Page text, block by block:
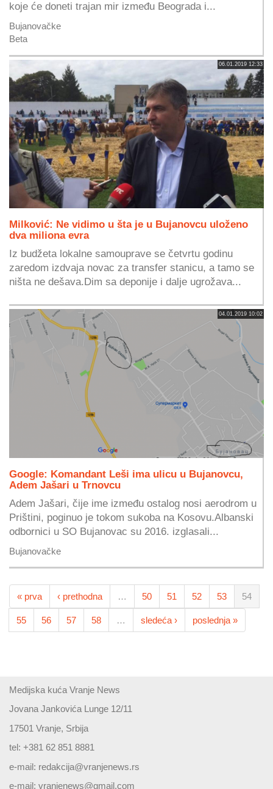
koje će doneti trajan mir između Beograda i...
Bujanovačke
Beta
06.01.2019 12:33
Milković: Ne vidimo u šta je u Bujanovcu uloženo
dva miliona evra
Iz budžeta lokalne samouprave se četvrtu godinu
zaredom izdvaja novac za transfer stanicu, a tamo se
ništa ne dešava.Dim sa deponije i dalje ugrožava...
04.01.2019 10:02
Google: Komandant Leši ima ulicu u Bujanovcu,
Adem Jašari u Trnovcu
Adem Jašari, čije ime između ostalog nosi aerodrom u
Prištini, poginuo je tokom sukoba na Kosovu.Albanski
odbornici u SO Bujanovac su 2016. izglasali...
Bujanovačke
« prva ‹ prethodna … 50 51 52 53 54
55 56 57 58 … sledeća › poslednja »
Medijska kuća Vranje News
Jovana Jankovića Lunge 12/11
17501 Vranje, Srbija
tel: +381 62 851 8881
e-mail: redakcija@vranjenews.rs
e-mail: vranjenews@gmail.com